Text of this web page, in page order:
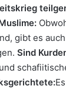
gibt es
Sind